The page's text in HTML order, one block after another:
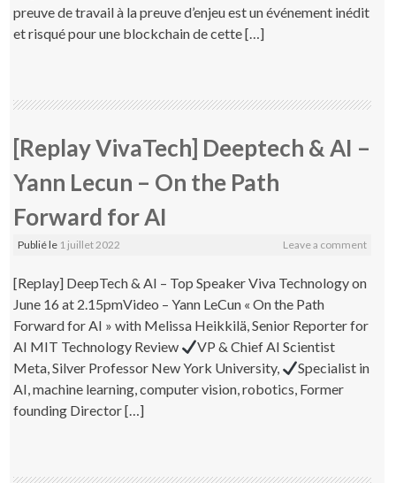
preuve de travail à la preuve d’enjeu est un événement inédit
et risqué pour une blockchain de cette […]
[Replay VivaTech] Deeptech & AI –
Yann Lecun – On the Path
Forward for AI
Publié le 1 juillet 2022 Leave a comment
[Replay] DeepTech & AI – Top Speaker Viva Technology on
June 16 at 2.15pmVideo – Yann LeCun « On the Path
Forward for AI » with Melissa Heikkilä, Senior Reporter for
AI MIT Technology Review
VP & Chief AI Scientist
Meta, Silver Professor New York University,
Specialist in
AI, machine learning, computer vision, robotics, Former
founding Director […]